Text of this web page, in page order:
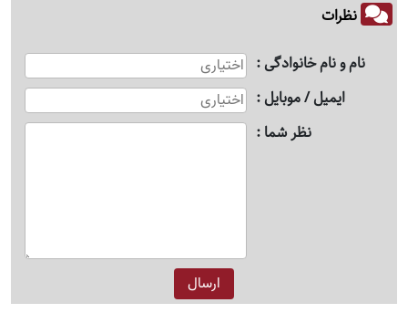
نظرات
نام و نام خانوادگی
ایمیل / موبایل
نظر شما